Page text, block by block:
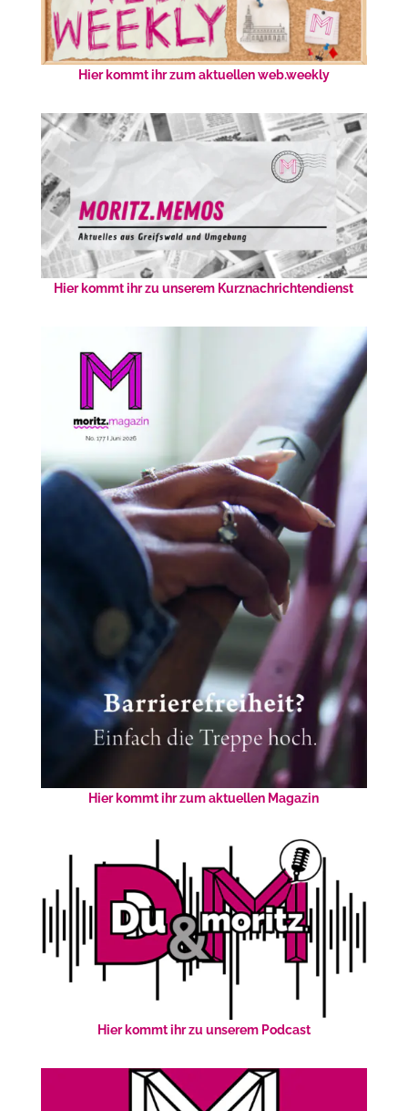
Hier kommt ihr zum aktuellen web.weekly
Hier kommt ihr zu unserem Kurznachrichtendienst
Hier kommt ihr zum aktuellen Magazin
Hier kommt ihr zu unserem Podcast